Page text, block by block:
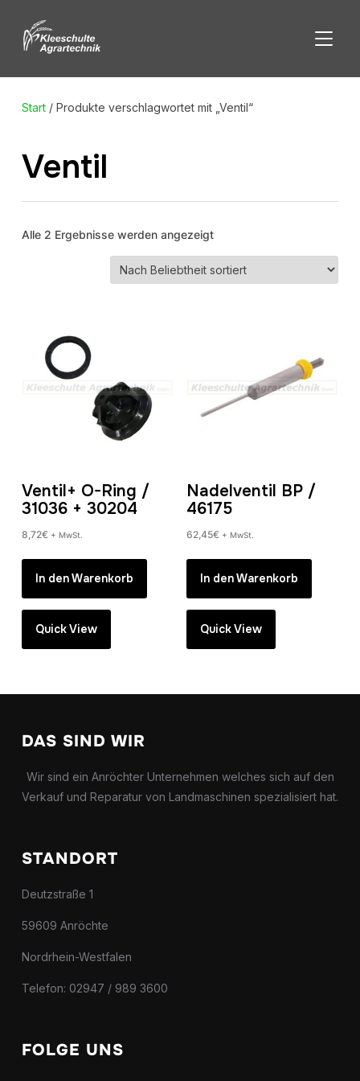
Start/ Produkte verschlagwortet mit „Ventil“
Ventil
Alle 2 Ergebnisse werden angezeigtNach
Beliebtheit
sortiert
Ventil+ O-Ring /
31036 + 30204
8,72€ + MwSt.
In den Warenkorb
Quick View
Nadelventil BP /
46175
62,45€ + MwSt.
In den Warenkorb
Quick View
DAS SIND WIR
Wir sind ein Anröchter Unternehmen welches sich auf den
Verkauf und Reparatur von Landmaschinen spezialisiert hat.
STANDORT
Deutzstraße 1
59609 Anröchte
Nordrhein-Westfalen
Telefon: 02947 / 989 3600
FOLGE UNS